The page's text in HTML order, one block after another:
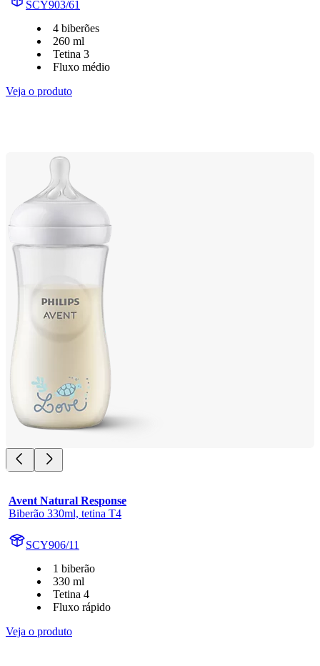
SCY903/61
4 biberões
260 ml
Tetina 3
Fluxo médio
Veja o produto
Avent Natural Response
Biberão 330ml, tetina T4
SCY906/11
1 biberão
330 ml
Tetina 4
Fluxo rápido
Veja o produto